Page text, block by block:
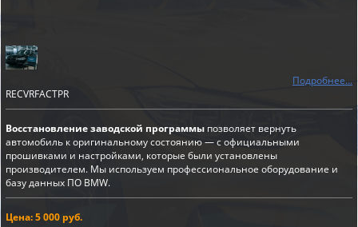
Подробнее...
RECVRFACTPR
Восстановление заводской программы позволяет вернуть
автомобиль к оригинальному состоянию — с официальными
прошивками и настройками, которые были установлены
производителем. Мы используем профессиональное оборудование и
базу данных ПО BMW.
Цена: 5 000 руб.